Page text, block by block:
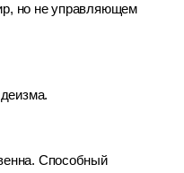
но не управляющем
Способный